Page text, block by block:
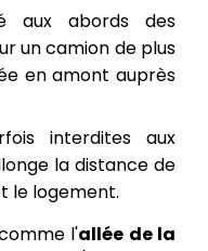
aux abords des
un camion de plus
en amont auprès
interdites aux
la distance de
le logement.
l'allée de la